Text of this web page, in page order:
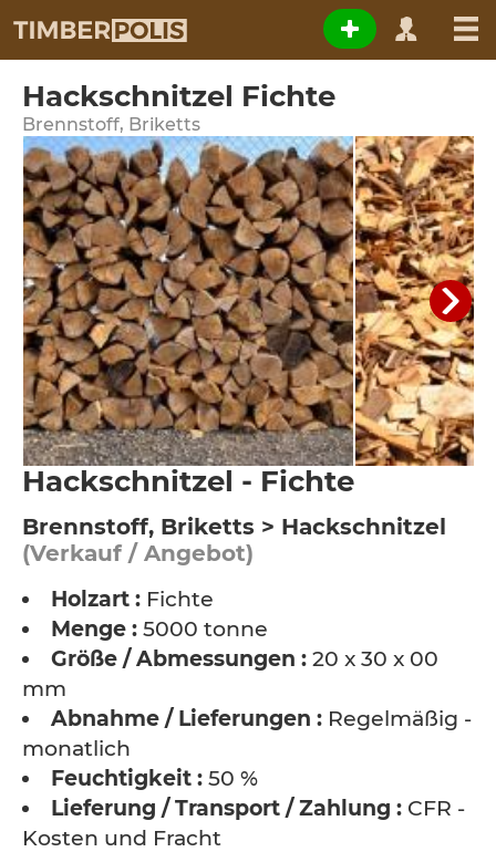
Hackschnitzel Fichte
Brennstoff, Briketts
Hackschnitzel - Fichte
Brennstoff, Briketts > Hackschnitzel
(Verkauf / Angebot)
Holzart : Fichte
Menge : 5000 tonne
Größe / Abmessungen : 20 x 30 x 00
mm
Abnahme / Lieferungen : Regelmäßig -
monatlich
Feuchtigkeit : 50 %
Lieferung / Transport / Zahlung : CFR -
Kosten und Fracht